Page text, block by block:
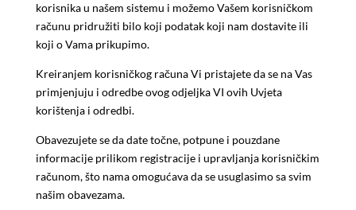
korisnika u našem sistemu i možemo Vašem korisničkom
računu pridružiti bilo koji podatak koji nam dostavite ili
koji o Vama prikupimo.
Kreiranjem korisničkog računa Vi pristajete da se na Vas
primjenjuju i odredbe ovog odjeljka VI ovih Uvjeta
korištenja i odredbi.
Obavezujete se da date točne, potpune i pouzdane
informacije prilikom registracije i upravljanja korisničkim
računom, što nama omogućava da se usuglasimo sa svim
našim obavezama.